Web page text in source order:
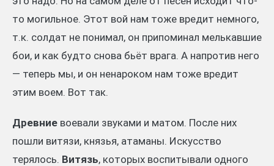
то могильное. Этот вой нам тоже вредит немного,
т.к. солдат не понимал, он припоминал мелькавшие
бои, и как будто снова бьёт врага. А напротив него
— теперь мы, и он ненароком нам тоже вредит
этим воем. Вот так.
Древние воевали звуками и матом. После них
пошли витязи, князья, атаманы. Искусство
терялось. Витязь, которых воспитывали одного